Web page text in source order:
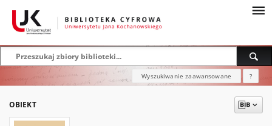
Wyszukiwanie zaawansowane ?
OBIEKT